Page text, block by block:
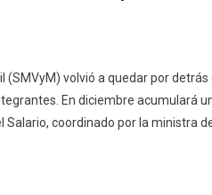
(SMVyM) volvió a quedar por
En diciembre acumulará
coordinado por la ministra